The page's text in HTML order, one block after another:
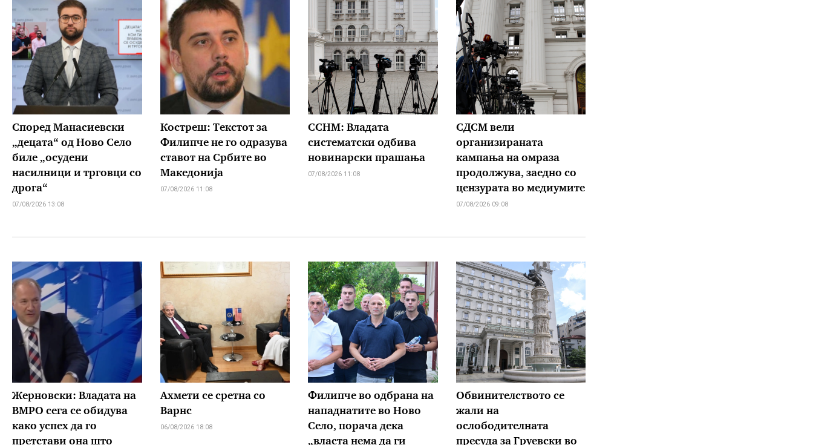
Според Манасиевски
„децата“ од Ново Село
биле „осудени
насилници и трговци со
дрога“
07/08/2026 13:08
Костреш: Текстот за
Филипче не го одразува
ставот на Србите во
Македонија
07/08/2026 11:08
ССНМ: Владата
систематски одбива
новинарски прашања
07/08/2026 11:08
СДСМ вели
организираната
кампања на омраза
продолжува, заедно со
цензурата во медиумите
07/08/2026 09:08
Жерновски: Владата на
ВМРО сега се обидува
како успех да го
претстави она што
Ахмети се сретна со
Варнс
06/08/2026 18:08
Филипче во одбрана на
нападнатите во Ново
Село, порача дека
„власта нема да ги
Обвинителството се
жали на
ослободителната
пресуда за Груевски во